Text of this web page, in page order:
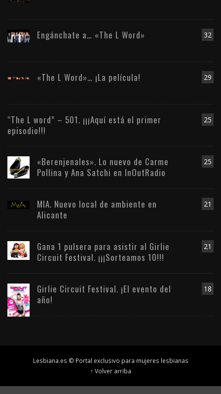
32
Engánchate a… «The L Word»
29
«The L Word»… ¡La película!
25
“The L word” – 501. ¡¡¡Aquí está el primer
episodio!!!
25
«Berenjenales». Lo nuevo de Carme
Pollina y Ana Satchi en InOutRadio
21
MIA. Nuevo local de ambiente en
Alicante
21
Gana 1 pulsera para asistir al Girlie
Circuit Festival. ¡¡¡Sorteamos 10!!!
18
Girlie Circuit Festival. ¡El evento del
año!
Lesbiana.es © Portal exclusivo para mujeres lesbianas
↑ Volver arriba